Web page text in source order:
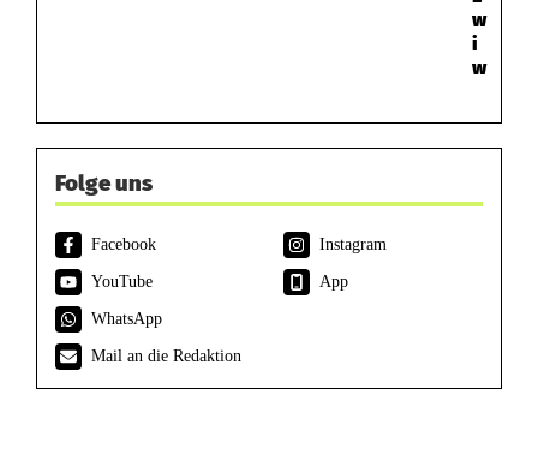
w
i
w
Folge uns
Facebook
Instagram
YouTube
App
WhatsApp
Mail an die Redaktion